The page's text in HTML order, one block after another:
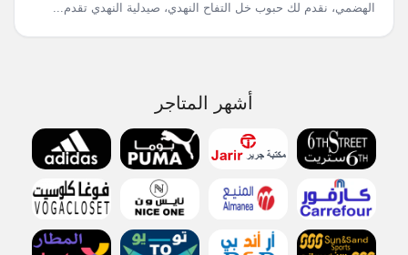
الهضمي، نقدم لك حبوب خل التفاح النهدي، صيدلية النهدي تقدم...
أشهر المتاجر